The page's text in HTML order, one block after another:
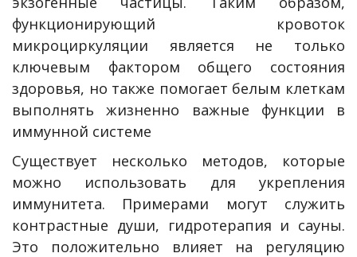
функционирующий кровоток
микроциркуляции является не только
ключевым фактором общего состояния
здоровья, но также помогает белым клеткам
выполнять жизненно важные функции в
иммунной системе
Существует несколько методов, которые
можно использовать для укрепления
иммунитета. Примерами могут служить
контрастные души, гидротерапия и сауны.
Это положительно влияет на регуляцию